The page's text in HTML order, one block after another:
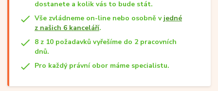
dostanete a kolik vás to bude stát.
Vše zvládneme on-line nebo osobně v jedné
z našich 6 kanceláří.
8 z 10 požadavků vyřešíme do 2 pracovních
dnů.
Pro každý právní obor máme specialistu.